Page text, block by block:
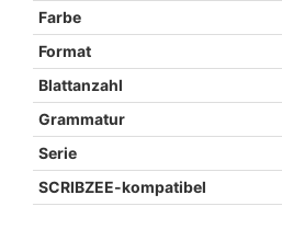
Farbe
Format
Blattanzahl
Grammatur
Serie
SCRIBZEE-kompatibel